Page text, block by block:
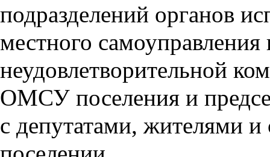
подразделений органов
местного
неудовлетворительной
ОМСУ поселения и
с депутатами, жителями